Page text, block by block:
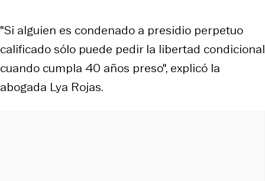
"Si alguien es condenado a presidio perpetuo
calificado sólo puede pedir la libertad condicional
cuando cumpla 40 años preso", explicó la
abogada Lya Rojas.